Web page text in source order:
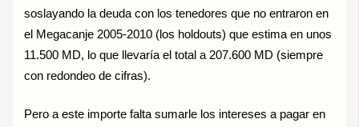
soslayando la deuda con los tenedores que no entraron en
el Megacanje 2005-2010 (los holdouts) que estima en unos
11.500 MD, lo que llevaría el total a 207.600 MD (siempre
con redondeo de cifras).
Pero a este importe falta sumarle los intereses a pagar en